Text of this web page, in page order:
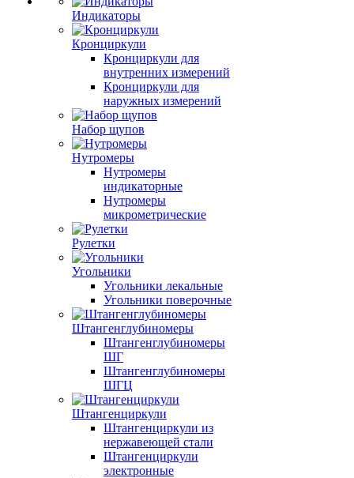
Индикаторы
Кронциркули
Кронциркули для
внутренних измерений
Кронциркули для
наружных измерений
Набор щупов
Нутромеры
Нутромеры
индикаторные
Нутромеры
микрометрические
Рулетки
Угольники
Угольники лекальные
Угольники поверочные
Штангенглубиномеры
Штангенглубиномеры
ШГ
Штангенглубиномеры
ШГЦ
Штангенциркули
Штангенциркули из
нержавеющей стали
Штангенциркули
электронные